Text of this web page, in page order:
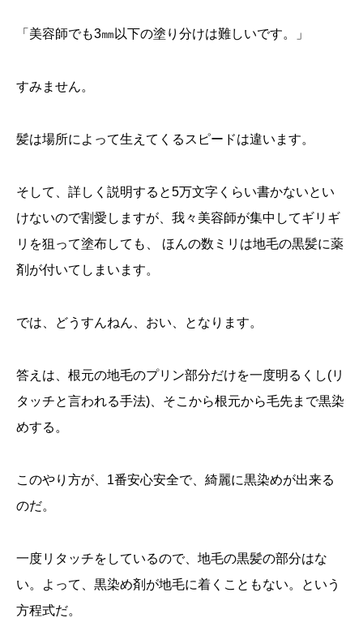
「美容師でも3㎜以下の塗り分けは難しいです。」
すみません。
髪は場所によって生えてくるスピードは違います。
そして、詳しく説明すると5万文字くらい書かないとい
けないので割愛しますが、我々美容師が集中してギリギ
リを狙って塗布しても、 ほんの数ミリは地毛の黒髪に薬
剤が付いてしまいます。
では、どうすんねん、おい、となります。
答えは、根元の地毛のプリン部分だけを一度明るくし(リ
タッチと言われる手法)、そこから根元から毛先まで黒染
めする。
このやり方が、1番安心安全で、綺麗に黒染めが出来る
のだ。
一度リタッチをしているので、地毛の黒髪の部分はな
い。よって、黒染め剤が地毛に着くこともない。という
方程式だ。